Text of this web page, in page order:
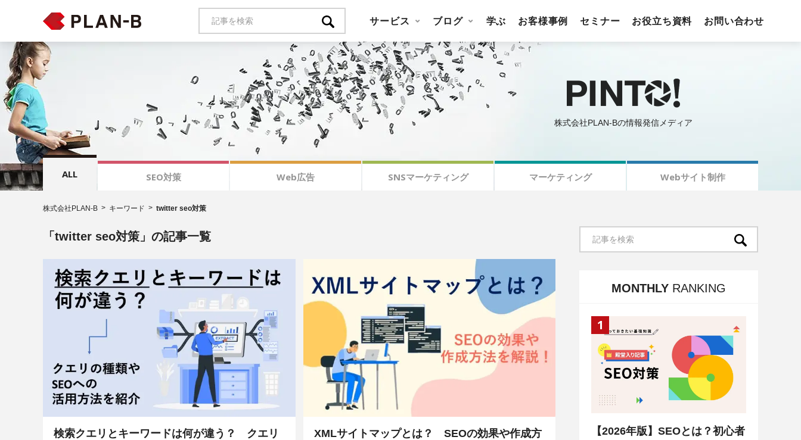
サービス ブログ 学ぶ お客様事例 セミナー お役立ち資料 お問い合わせ
株式会社PLAN-Bの情報発信メディア
ALL SEO対策 Web広告 SNSマーケティング マーケティング Webサイト制作
株式会社PLAN-B キーワード twitter seo対策
「twitter seo対策」の記事一覧
検索クエリとキーワードは何が違う？ クエリ
XMLサイトマップとは？ SEOの効果や作成方
MONTHLY RANKING
【2026年版】SEOとは？初心者